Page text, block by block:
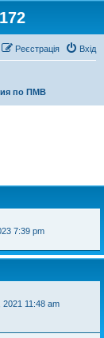
Вхід
Реєстрація
по ПМВ
7:39 pm
2021 11:48 am